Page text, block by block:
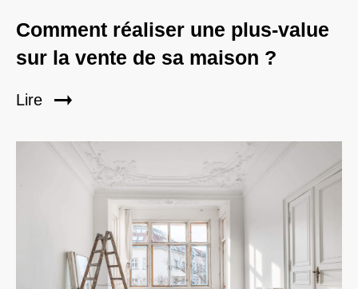
Comment réaliser une plus-value
sur la vente de sa maison ?
Lire